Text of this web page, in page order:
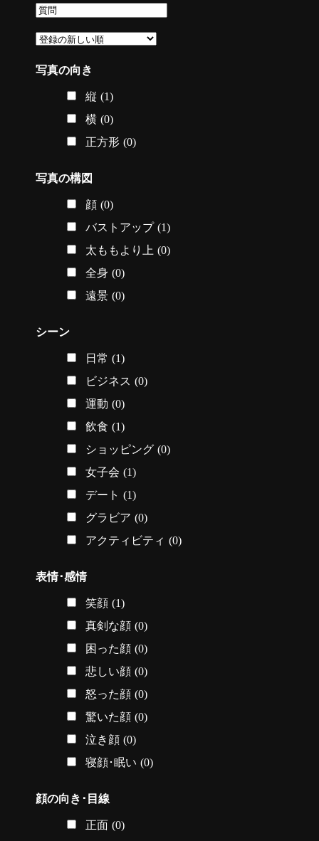
写真の向き
縦 (1)
横 (0)
正方形 (0)
写真の構図
顔 (0)
バストアップ (1)
太ももより上 (0)
全身 (0)
遠景 (0)
シーン
日常 (1)
ビジネス (0)
運動 (0)
飲食 (1)
ショッピング (0)
女子会 (1)
デート (1)
グラビア (0)
アクティビティ (0)
表情･感情
笑顔 (1)
真剣な顔 (0)
困った顔 (0)
悲しい顔 (0)
怒った顔 (0)
驚いた顔 (0)
泣き顔 (0)
寝顔･眠い (0)
顔の向き･目線
正面 (0)